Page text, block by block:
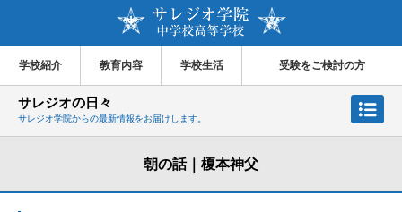
学校紹介 教育内容 学校生活 受験をご検討の方
サレジオの日々
サレジオ学院からの最新情報をお届けします。
朝の話｜榎本神父